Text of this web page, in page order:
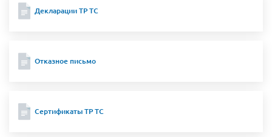
Декларации ТР ТС
Отказное письмо
Сертификаты ТР ТС